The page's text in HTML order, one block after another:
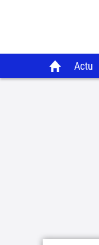
Actu